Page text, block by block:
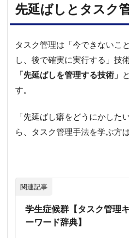
先延ばしとタスク
タスク管理は「今できないこ
し、後で確実に実行する」技
「先延ばしを管理する技術」
す。
「先延ばし癖をどうにかした
ら、タスク管理手法を学ぶ方
関連記事
学生症候群【タスク管理キ
ーワード辞典】